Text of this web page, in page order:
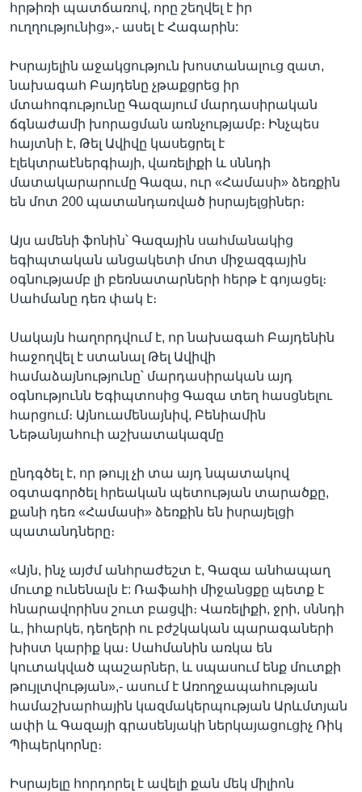
հրթիռի պատճառով, որը շեղվել է իր
ուղղությունից»,- ասել է Հագարին:
Իսրայելին աջակցություն խոստանալուց զատ,
նախագահ Բայդենը չթաքցրեց իր
մտահոգությունը Գազայում մարդասիրական
ճգնաժամի խորացման առնչությամբ։ Ինչպես
հայտնի է, Թել Ավիվը կասեցրել է
էլեկտրաէներգիայի, վառելիքի և սննդի
մատակարարումը Գազա, ուր «Համասի» ձեռքին
են մոտ 200 պատանդառված իսրայելցիներ։
Այս ամենի ֆոնին՝ Գազային սահմանակից
եգիպտական անցակետի մոտ միջազգային
օգնությամբ լի բեռնատարների հերթ է գոյացել։
Սահմանը դեռ փակ է։
Սակայն հաղորդվում է, որ նախագահ Բայդենին
հաջողվել է ստանալ Թել Ավիվի
համաձայնությունը՝ մարդասիրական այդ
օգնությունն Եգիպտոսից Գազա տեղ հասցնելու
հարցում։ Այնուամենայնիվ, Բենիամին
Նեթանյահուի աշխատակազմը
ընդգծել է, որ թույլ չի տա այդ նպատակով
օգտագործել հրեական պետության տարածքը,
քանի դեռ «Համասի» ձեռքին են իսրայելցի
պատանդները։
«Այն, ինչ այժմ անհրաժեշտ է, Գազա անհապաղ
մուտք ունենալն է: Ռաֆահի միջանցքը պետք է
հնարավորինս շուտ բացվի։ Վառելիքի, ջրի, սննդի
և, իհարկե, դեղերի ու բժշկական պարագաների
խիստ կարիք կա։ Սահմանին առկա են
կուտակված պաշարներ, և սպասում ենք մուտքի
թույլտվության»,- ասում է Առողջապահության
համաշխարհային կազմակերպության Արևմտյան
ափի և Գազայի գրասենյակի ներկայացուցիչ Ռիկ
Պիպերկորնը։
Իսրայելը հորդորել է ավելի քան մեկ միլիոն